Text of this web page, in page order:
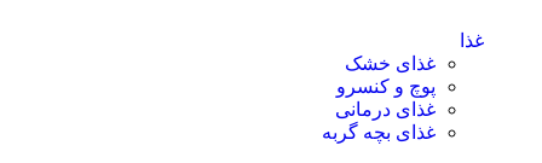
غذا
غذای خشک
پوچ و کنسرو
غذای درمانی
غذای بچه گربه